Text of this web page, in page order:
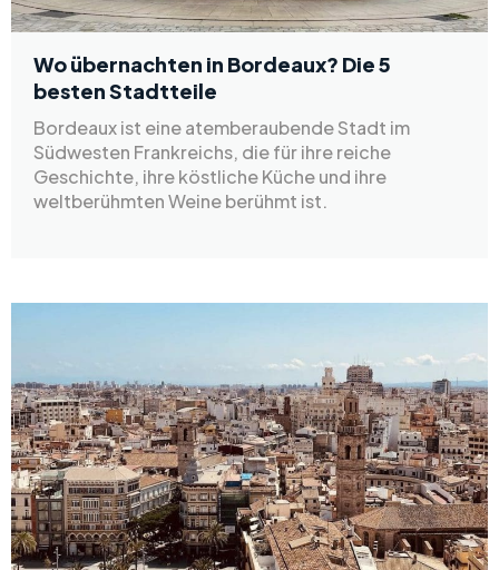
Wo übernachten in Bordeaux? Die 5
besten Stadtteile
Bordeaux ist eine atemberaubende Stadt im
Südwesten Frankreichs, die für ihre reiche
Geschichte, ihre köstliche Küche und ihre
weltberühmten Weine berühmt ist.